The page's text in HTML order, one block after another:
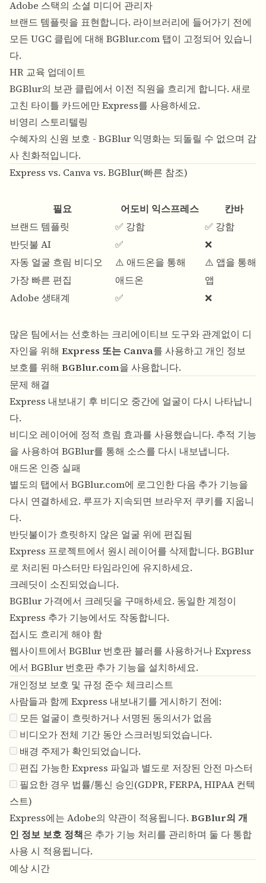
Adobe 스택의 소셜 미디어 관리자
브랜드 템플릿을 표현합니다. 라이브러리에 들어가기 전에
모든 UGC 클립에 대해 BGBlur.com 탭이 고정되어 있습니
다.
HR 교육 업데이트
BGBlur의 보관 클립에서 이전 직원을 흐리게 합니다. 새로
고친 타이틀 카드에만 Express를 사용하세요.
비영리 스토리텔링
수혜자의 신원 보호 - BGBlur 익명화는 되돌릴 수 없으며 감
사 친화적입니다.
Express vs. Canva vs. BGBlur(빠른 참조)
필요 어도비 익스프레스
칸바
브랜드 템플릿
✅ 강함 ✅ 강함
반딧불 AI
✅ ❌
자동 얼굴 흐림 비디오
⚠️ 애드온을 통해 ⚠️ 앱을 통해
가장 빠른 편집
애드온 앱
Adobe 생태계
✅ ❌
많은 팀에서는 선호하는 크리에이티브 도구와 관계없이 디
자인을 위해 Express 또는 Canva를 사용하고 개인 정보
보호를 위해 BGBlur.com을 사용합니다.
문제 해결
Express 내보내기 후 비디오 중간에 얼굴이 다시 나타납니
다.
비디오 레이어에 정적 흐림 효과를 사용했습니다. 추적 기능
을 사용하여 BGBlur를 통해 소스를 다시 내보냅니다.
애드온 인증 실패
별도의 탭에서 BGBlur.com에 로그인한 다음 추가 기능을
다시 연결하세요. 루프가 지속되면 브라우저 쿠키를 지웁니
다.
반딧불이가 흐릿하지 않은 얼굴 위에 편집됨
Express 프로젝트에서 원시 레이어를 삭제합니다. BGBlur
로 처리된 마스터만 타임라인에 유지하세요.
크레딧이 소진되었습니다.
BGBlur 가격에서 크레딧을 구매하세요. 동일한 계정이
Express 추가 기능에서도 작동합니다.
접시도 흐리게 해야 함
웹사이트에서 BGBlur 번호판 블러를 사용하거나 Express
에서 BGBlur 번호판 추가 기능을 설치하세요.
개인정보 보호 및 규정 준수 체크리스트
사람들과 함께 Express 내보내기를 게시하기 전에:
모든 얼굴이 흐릿하거나 서명된 동의서가 없음
비디오가 전체 기간 동안 스크러빙되었습니다.
배경 주제가 확인되었습니다.
편집 가능한 Express 파일과 별도로 저장된 안전 마스터
필요한 경우 법률/통신 승인(GDPR, FERPA, HIPAA 컨텍
스트)
Express에는 Adobe의 약관이 적용됩니다. BGBlur의 개
인 정보 보호 정책은 추가 기능 처리를 관리하며 둘 다 통합
사용 시 적용됩니다.
예상 시간